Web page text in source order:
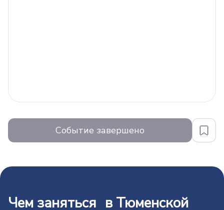
Событие завершено
Чем заняться в Тюменской